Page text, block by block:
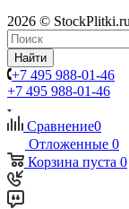
2026 ©
Найти
+7 495 988-01-46
+7 495 988-01-46
Сравнение0
Отложенные 0
Корзина пуста 0